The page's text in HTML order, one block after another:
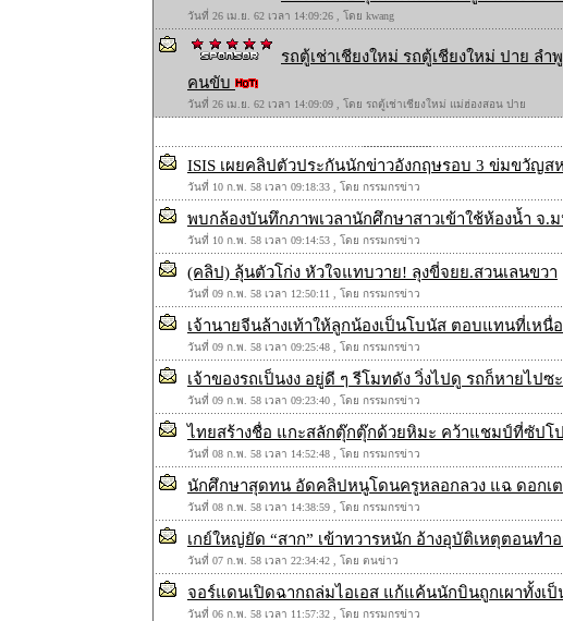
วันที่ 26 เม.ย. 62 เวลา 14:09:26 , โดย kwang
รถตู้เช่าเชียงใหม่ รถตู้เชียงใหม่ ปาย ล
คนขับ
วันที่ 26 เม.ย. 62 เวลา 14:09:09 , โดย รถตู้เช่าเชียงใหม่ แม่ฮ่องสอน ปาย
ISIS เผยคลิปตัวประกันนักข่าวอังกฤษรอบ 3 ข่มขวัญส
วันที่ 10 ก.พ. 58 เวลา 09:18:33 , โดย กรรมกรข่าว
พบกล้องบันทึกภาพเวลานักศึกษาสาวเข้าใช้ห้องน้ำ จ.
วันที่ 10 ก.พ. 58 เวลา 09:14:53 , โดย กรรมกรข่าว
(คลิป) ลุ้นตัวโก่ง หัวใจแทบวาย! ลุงขี่จยย.สวนเลนขวา
วันที่ 09 ก.พ. 58 เวลา 12:50:11 , โดย กรรมกรข่าว
เจ้านายจีนล้างเท้าให้ลูกน้องเป็นโบนัส ตอบแทนที่เหนื่
วันที่ 09 ก.พ. 58 เวลา 09:25:48 , โดย กรรมกรข่าว
เจ้าของรถเป็นงง อยู่ดี ๆ รีโมทดัง วิ่งไปดู รถก็หายไปซ
วันที่ 09 ก.พ. 58 เวลา 09:23:40 , โดย กรรมกรข่าว
ไทยสร้างชื่อ แกะสลักตุ๊กตุ๊กด้วยหิมะ คว้าแชมป์ที่ซัปโ
วันที่ 08 ก.พ. 58 เวลา 14:52:48 , โดย กรรมกรข่าว
นักศึกษาสุดทน อัดคลิปหนูโดนครูหลอกลวง แฉ ดอกเ
วันที่ 08 ก.พ. 58 เวลา 14:38:59 , โดย กรรมกรข่าว
เกย์ใหญ่ยัด “สาก” เข้าทวารหนัก อ้างอุบัติเหตุตอนทำ
วันที่ 07 ก.พ. 58 เวลา 22:34:42 , โดย ตนข่าว
จอร์แดนเปิดฉากถล่มไอเอส แก้แค้นนักบินถูกเผาทั้งเป็
วันที่ 06 ก.พ. 58 เวลา 11:57:32 , โดย กรรมกรข่าว